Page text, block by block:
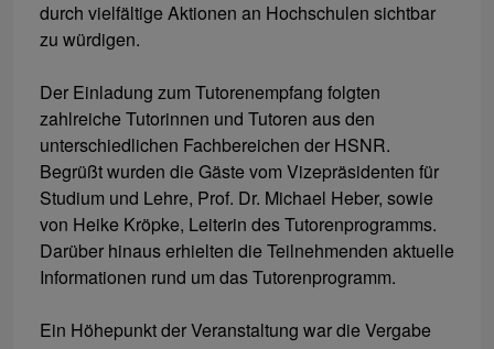
durch vielfältige Aktionen an Hochschulen sichtbar
zu würdigen.
Der Einladung zum Tutorenempfang folgten
zahlreiche Tutorinnen und Tutoren aus den
unterschiedlichen Fachbereichen der HSNR.
Begrüßt wurden die Gäste vom Vizepräsidenten für
Studium und Lehre, Prof. Dr. Michael Heber, sowie
von Heike Kröpke, Leiterin des Tutorenprogramms.
Darüber hinaus erhielten die Teilnehmenden aktuelle
Informationen rund um das Tutorenprogramm.
Ein Höhepunkt der Veranstaltung war die Vergabe